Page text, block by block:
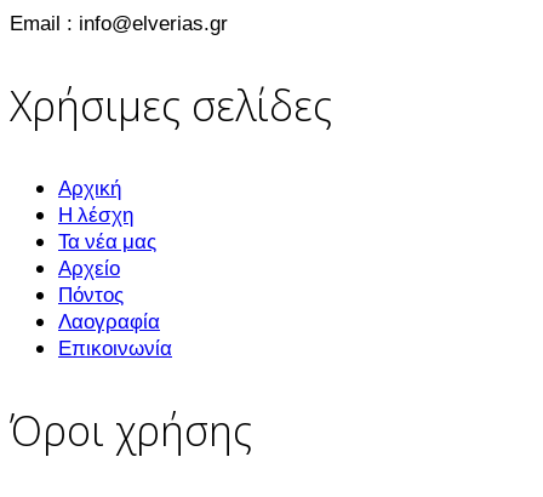
Email : info@elverias.gr
Χρήσιμες σελίδες
Αρχική
Η λέσχη
Τα νέα μας
Αρχείο
Πόντος
Λαογραφία
Επικοινωνία
Όροι χρήσης